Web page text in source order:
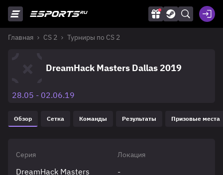
Главная CS 2 Турниры по CS 2
DreamHack Masters Dallas 2019
28.05 - 02.06.19
Обзор Сетка Команды Результаты Призовые места
Серия
DreamHack Masters
Локация
-